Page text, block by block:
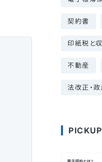
契約書
印紙税と
不動産
法改正・
PICKUP